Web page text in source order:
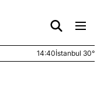
14:40İstanbul 30°